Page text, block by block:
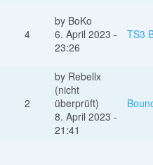
4
by BoKo
6. April 2023 -
23:26
TS3
2
by Rebellx
(nicht
überprüft)
8. April 2023 -
21:41